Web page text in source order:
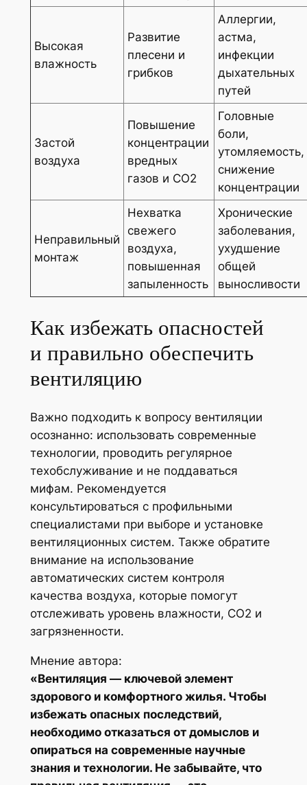
Высокая
влажность
Развитие
плесени и
грибков
Аллергии,
астма,
инфекции
дыхательных
путей
Застой
воздуха
Повышение
концентрации
вредных
газов и CO2
Головные
боли,
утомляемость,
снижение
концентрации
Неправильный
монтаж
Нехватка
свежего
воздуха,
повышенная
запыленность
Хронические
заболевания,
ухудшение
общей
выносливости
Как избежать опасностей
и правильно обеспечить
вентиляцию
Важно подходить к вопросу вентиляции
осознанно: использовать современные
технологии, проводить регулярное
техобслуживание и не поддаваться
мифам. Рекомендуется
консультироваться с профильными
специалистами при выборе и установке
вентиляционных систем. Также обратите
внимание на использование
автоматических систем контроля
качества воздуха, которые помогут
отслеживать уровень влажности, CO2 и
загрязненности.
Мнение автора:
«Вентиляция — ключевой элемент
здорового и комфортного жилья. Чтобы
избежать опасных последствий,
необходимо отказаться от домыслов и
опираться на современные научные
знания и технологии. Не забывайте, что